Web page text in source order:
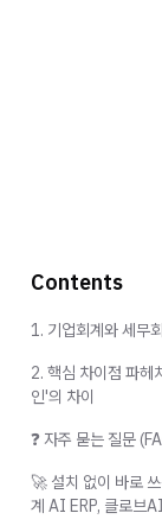
Contents
1. 기업회계와 세무
2. 핵심 차이점 파헤
인'의 차이
❓ 자주 묻는 질문
🚀 설치 없이 바로
계 AI ERP, 클로브AI